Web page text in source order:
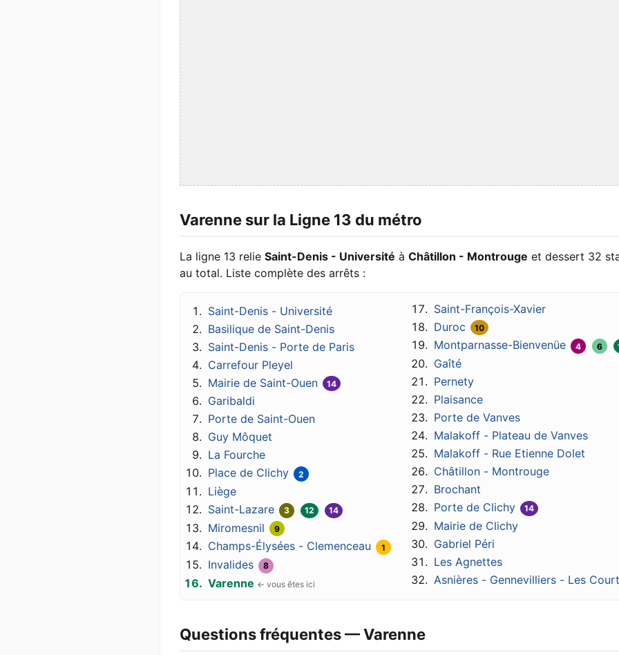
Varenne sur la Ligne 13 du métro
La ligne 13 relie Saint-Denis - Université à Châtillon - Montrouge et dessert 32
au total. Liste complète des arrêts :
Saint-Denis - Université
Basilique de Saint-Denis
Saint-Denis - Porte de Paris
Carrefour Pleyel
Mairie de Saint-Ouen
14
Garibaldi
Porte de Saint-Ouen
Guy Môquet
La Fourche
Place de Clichy
2
Liège
Saint-Lazare
3 12 14
Miromesnil 9
Champs-Élysées - Clemenceau 1
Invalides 8
Varenne
Saint-François-Xavier
Duroc
10
Montparnasse-Bienvenüe 4 6
Gaîté
Pernety
Plaisance
Porte de Vanves
Malakoff - Plateau de Vanves
Malakoff - Rue Etienne Dolet
Châtillon - Montrouge
Brochant
Porte de Clichy
14
Mairie de Clichy
Gabriel Péri
Les Agnettes
Asnières - Gennevilliers - Les
Questions fréquentes — Varenne